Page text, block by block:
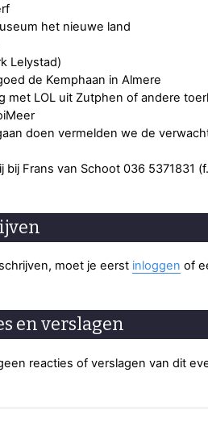
het nieuwe land
Lelystad)
de Kemphaan in Almere
met LOL uit Zutphen of andere
doen vermelden we de
bij Frans van Schoot 036 5371831
moet je eerst inloggen of
en verslagen
reacties of verslagen van dit